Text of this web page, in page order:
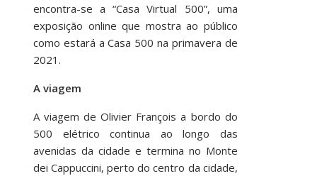
encontra-se a “Casa Virtual 500”, uma
exposição online que mostra ao público
como estará a Casa 500 na primavera de
2021.
A viagem
A viagem de Olivier François a bordo do
500 elétrico continua ao longo das
avenidas da cidade e termina no Monte
dei Cappuccini, perto do centro da cidade,